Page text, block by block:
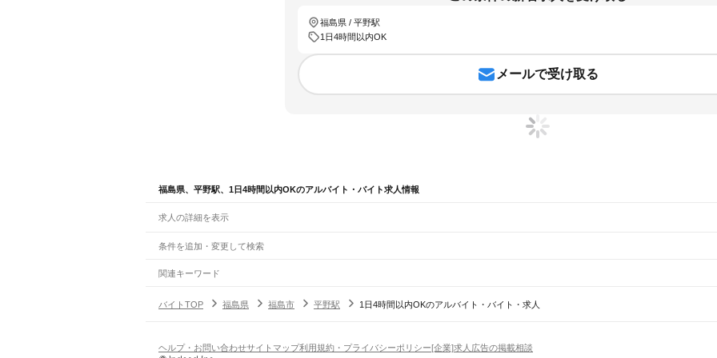
福島県 / 平野駅
1日4時間以内OK
メールで受け取る
福島県、平野駅、1日4時間以内OKのアルバイト・バイト求人情報
求人の詳細を表示
条件を追加・変更して検索
市区町村を追加・変更
福島県すべて
駅を追加・変更
白坂駅 新白河駅 白河駅 久田野駅 泉崎駅矢吹駅 鏡石駅 須賀川駅 安積永盛駅郡山駅日和田駅 五百川駅
貝田駅
飲食・フードサービス
特徴を追加・変更
関連キーワード
バイトTOP
福島県 福島市 平野駅 1日4時間以内OKのアルバイト・バイト・求人
ヘルプ・お問い合わせサイトマップ利用規約・プライバシーポリシー[企業]求人広告の掲載相談